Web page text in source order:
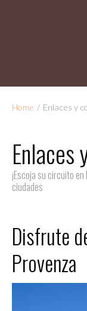
Home / Enlaces y
Enlaces
¡Escoja su circuito
ciudades
Disfrute
Provenza